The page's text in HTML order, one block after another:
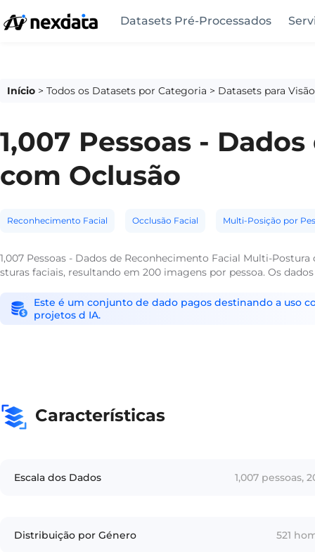
Datasets Pré-Processados
Início > Todos os Datasets por Categoria > Datasets para
1,007 Pessoas -
com Oclusão
Reconhecimento Facial Occlusão Facial Multi-Posição por
1,007 Pessoas - Dados de Reconhecimento Facial Multi-
sturas faciais, resultando em 200 imagens por pessoa. Os
Este é um conjunto de dado pagos destinando a uso
projetos d IA.
Características
Escala dos Dados 1,007 pessoas,
Distribuição por Género 521